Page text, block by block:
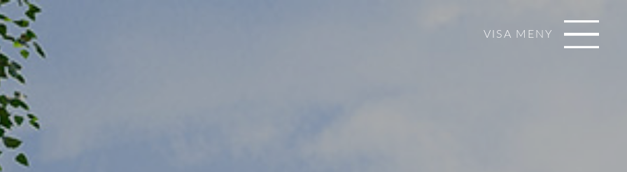
VISA MENY